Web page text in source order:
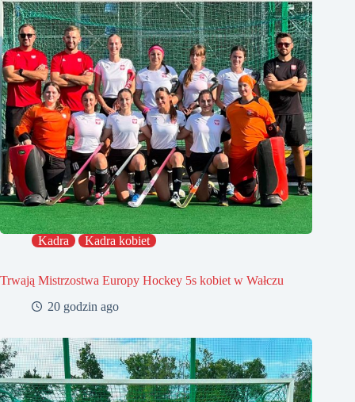
Kadra Kadra kobiet
Trwają Mistrzostwa Europy Hockey 5s kobiet w Wałczu
20 godzin ago